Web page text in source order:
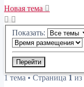
Новая тема
Показать:
1 тема • Страница 1 из